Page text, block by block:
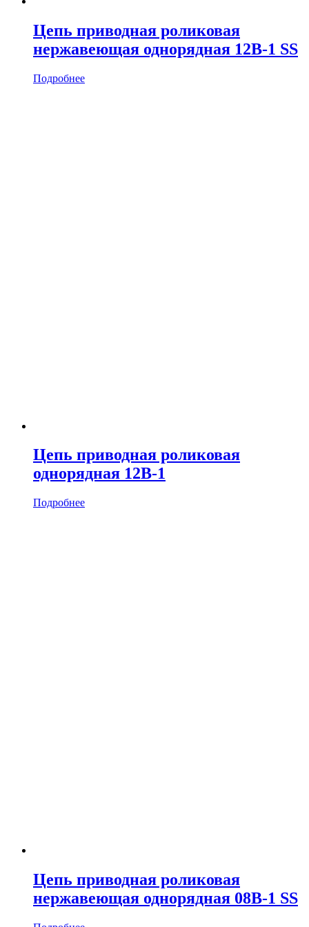
Цепь приводная роликовая
нержавеющая однорядная 12B-1 SS
Подробнее
Цепь приводная роликовая
однорядная 12B-1
Подробнее
Цепь приводная роликовая
нержавеющая однорядная 08B-1 SS